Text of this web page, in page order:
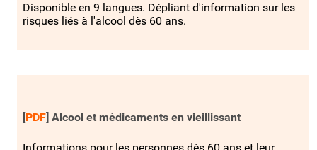
Disponible en 9 langues. Dépliant d'information sur les
risques liés à l'alcool dès 60 ans.
[PDF] Alcool et médicaments en vieillissant